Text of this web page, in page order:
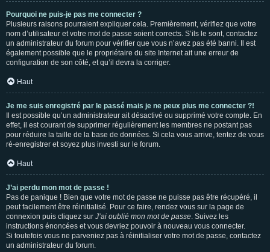
Pourquoi ne puis-je pas me connecter ?
Plusieurs raisons pourraient expliquer cela. Premièrement, vérifiez que votre
nom d’utilisateur et votre mot de passe soient corrects. S’ils le sont, contactez
un administrateur du forum pour vérifier que vous n’avez pas été banni. Il est
également possible que le propriétaire du site Internet ait une erreur de
configuration de son côté, et qu’il devra la corriger.
Haut
Je me suis enregistré par le passé mais je ne peux plus me connecter ?!
Il est possible qu’un administrateur ait désactivé ou supprimé votre compte. En
effet, il est courant de supprimer régulièrement les membres ne postant pas
pour réduire la taille de la base de données. Si cela vous arrive, tentez de vous
ré-enregistrer et soyez plus investi sur le forum.
Haut
J’ai perdu mon mot de passe !
Pas de panique ! Bien que votre mot de passe ne puisse pas être récupéré, il
peut facilement être réinitialisé. Pour ce faire, rendez vous sur la page de
connexion puis cliquez sur J’ai oublié mon mot de passe. Suivez les
instructions énoncées et vous devriez pouvoir à nouveau vous connecter.
Si toutefois vous ne parveniez pas à réinitialiser votre mot de passe, contactez
un administrateur du forum.